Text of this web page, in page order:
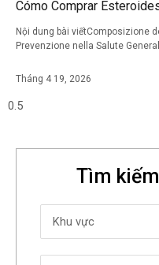
Cómo Comprar
Nội dung bài viếtComposizione
Prevenzione nella Salute
Tháng 4 19, 2026
Tìm